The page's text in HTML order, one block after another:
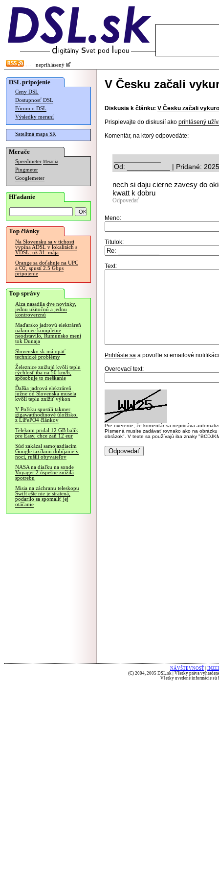
neprihlásený
DSL pripojenie
Ceny DSL
Dostupnosť DSL
Fórum o DSL
Výsledky meraní
Satelitná mapa SR
Merače
Speedmeter Merania
Pingmeter
Googlemeter
Hľadanie
Top články
Na Slovensku sa v tichosti
vypína ADSL v lokalitách s
VDSL, už 31. mája
Orange sa doťahuje na UPC
a O2, spustí 2.5 Gbps
pripojenie
Top správy
Alza nasadila dve novinky,
jednu užitočnú a jednu
kontroverznú
Maďarsko jadrovú elektráreň
nakoniec kompletne
neodstavilo, Rumunsko mení
tok Dunaja
Slovensko.sk má opäť
technické problémy
Železnice znižujú kvôli teplu
rýchlosť iba na 50 km/h,
spôsobuje to meškanie
Ďalšia jadrová elektráreň
južne od Slovenska musela
kvôli teplu znížiť výkon
V Poľsku spustili takmer
gigawatthodinové úložisko,
z LiFePO4 článkov
Telekom pridal 12 GB balík
pre Easy, chce zaň 12 eur
Súd zakázal samojazdiacim
Google taxíkom dobíjanie v
noci, rušili obyvateľov
NASA na diaľku na sonde
Voyager 2 úspešne znížila
spotrebu
Misia na záchranu teleskopu
Swift ešte nie je stratená,
podarilo sa spomaliť jej
otáčanie
V Česku začali
Diskusia k článku: V Česku začali
Prispievajte do diskusií ako prihlásený
Komentár, na ktorý odpovedáte:
Od: ___________ | Pridané:
nech si daju cierne zavesy do
kwatt k dobru
Odpovedať
Meno:
Titulok:
Text:
Prihláste sa a povoľte si emailové
Overovací text:
Pre overenie, že komentár sa nepridáva
Písmená musíte zadávať rovnako ako na
obrázok". V texte sa používajú iba znaky
NÁVŠTEVNOSŤ
(C) 2004, 2005 DSL.sk | Všetky práva
Všetky uvedené informácie sú